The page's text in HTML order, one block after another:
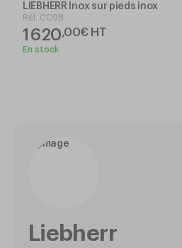
LIEBHERR Inox sur pieds inox
Réf. CC98
1 620,00€ HT
En stock
Liebherr